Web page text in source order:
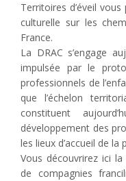
Territoires d’éveil
culturelle sur les
France.
La DRAC s’engage
impulsée par le
professionnels de
que l’échelon
constituent
développement des
les lieux d’accueil de la
Vous découvrirez ici
de compagnies